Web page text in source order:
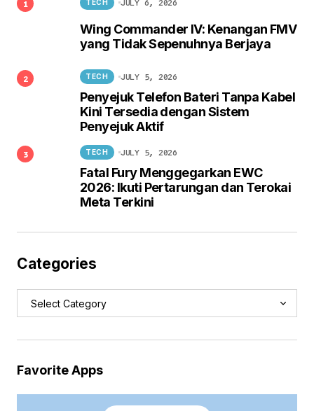
Wing Commander IV: Kenangan FMV
yang Tidak Sepenuhnya Berjaya
TECH JULY 6, 2026
Penyejuk Telefon Bateri Tanpa Kabel
Kini Tersedia dengan Sistem
Penyejuk Aktif
TECH JULY 5, 2026
Fatal Fury Menggegarkan EWC
2026: Ikuti Pertarungan dan Terokai
Meta Terkini
TECH JULY 5, 2026
Categories
Favorite Apps